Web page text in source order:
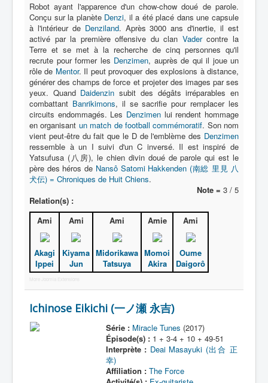
Robot ayant l'apparence d'un chow-chow doué de parole.
Conçu sur la planète Denzi, il a été placé dans une capsule
à l'intérieur de Denziland. Après 3000 ans d'inertie, il est
activé par la première offensive du clan Vadercontre la
Terre et se met à la recherche de cinq personnes qu'il
recrute pour former les Denzimen, auprès de qui il joue un
rôle de Mentor. Il peut provoquer des explosions à distance,
générer des champs de force et projeter des images par ses
yeux. Quand Daidenzin subit des dégâts irréparables en
combattant Banrikimons, il se sacrifie pour remplacer les
circuits endommagés. Les Denzimen lui rendent hommage
en organisant un match de football commémoratif. Son nom
vient peut-être du fait que le D de l'emblème des Denzimen
ressemble à un I suivi d'un C inversé. Il est inspiré de
Yatsufusa (八房), le chien divin doué de parole qui est le
père des héros de Nansô Satomi Hakkenden (南総 里見 八
犬伝) = Chroniques de Huit Chiens.
Note = 3 / 5
Relation(s) :
Ami
Akagi
Ippei
Ami
Kiyama
Jun
Ami
Midorikawa
Tatsuya
Amie
Momoi
Akira
Ami
Oume
Daigorô
More Joomla Extensions
Ichinose Eikichi (一ノ瀬 永吉)
Série : Miracle Tunes (2017)
Épisode(s) :1 + 3-4 + 10 + 49-51
Interprète : Deai Masayuki (出合 正
幸)
Affiliation : The Force